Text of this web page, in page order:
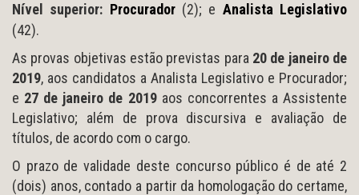
Nível superior: Procurador (2); e Analista Legislativo
(42).
As provas objetivas estão previstas para 20 de janeiro de
2019, aos candidatos a Analista Legislativo e Procurador;
e 27 de janeiro de 2019 aos concorrentes a Assistente
Legislativo; além de prova discursiva e avaliação de
títulos, de acordo com o cargo.
O prazo de validade deste concurso público é de até 2
(dois) anos, contado a partir da homologação do certame,